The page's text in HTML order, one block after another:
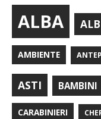
ALBA
AMBIENTE
ASTI BAMBINI
CARABINIERI